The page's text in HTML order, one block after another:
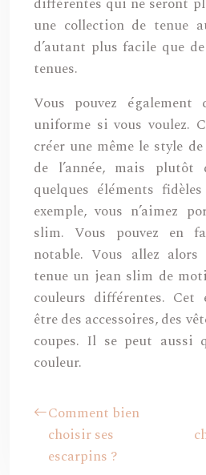
une collection de tenue
d’autant plus facile que
tenues.
Vous pouvez également
uniforme si vous voulez.
créer une même le style
de l’année, mais
quelques éléments
exemple, vous n’aimez
slim. Vous pouvez en
notable. Vous allez
tenue un jean slim de
couleurs différentes.
être des accessoires, des
coupes. Il se peut aussi
couleur.
Comment bien
choisir ses
escarpins ?